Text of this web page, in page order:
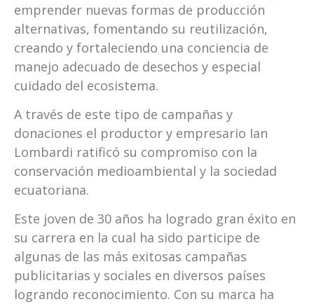
emprender nuevas formas de producción
alternativas, fomentando su reutilización,
creando y fortaleciendo una conciencia de
manejo adecuado de desechos y especial
cuidado del ecosistema.
A través de este tipo de campañas y
donaciones el productor y empresario Ian
Lombardi ratificó su compromiso con la
conservación medioambiental y la sociedad
ecuatoriana.
Este joven de 30 años ha logrado gran éxito en
su carrera en la cual ha sido participe de
algunas de las más exitosas campañas
publicitarias y sociales en diversos países
logrando reconocimiento. Con su marca ha